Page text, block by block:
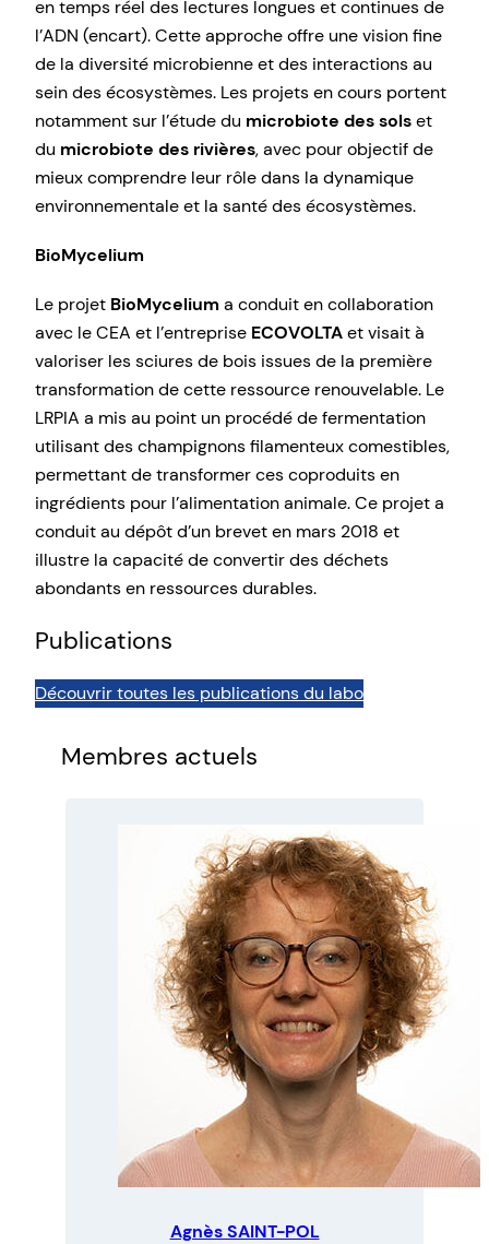
en temps réel des lectures longues et continues de
l’ADN (encart). Cette approche offre une vision fine
de la diversité microbienne et des interactions au
sein des écosystèmes. Les projets en cours portent
notamment sur l’étude du microbiote des solset
du microbiote des rivières, avec pour objectif de
mieux comprendre leur rôle dans la dynamique
environnementale et la santé des écosystèmes.
BioMycelium
Le projet BioMycelium a conduit en collaboration
avec le CEA et l’entreprise ECOVOLTAet visait à
valoriser les sciures de bois issues de la première
transformation de cette ressource renouvelable. Le
LRPIA a mis au point un procédé de fermentation
utilisant des champignons filamenteux comestibles,
permettant de transformer ces coproduits en
ingrédients pour l’alimentation animale. Ce projet a
conduit au dépôt d’un brevet en mars 2018 et
illustre la capacité de convertir des déchets
abondants en ressources durables.
Publications
Découvrir toutes les publications du labo
Membres actuels
Agnès SAINT-POL